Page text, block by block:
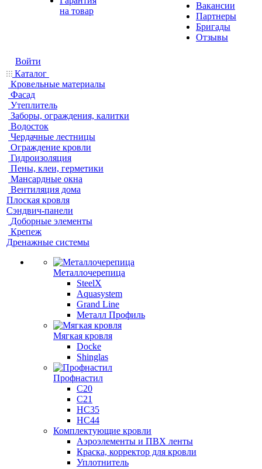
на товар
Вакансии
Партнеры
Бригады
Отзывы
Войти
Каталог
Кровельные материалы
Фасад
Утеплитель
Заборы, ограждения, калитки
Водосток
Чердачные лестницы
Ограждение кровли
Гидроизоляция
Пены, клеи, герметики
Мансардные окна
Вентиляция дома
Плоская кровля
Сэндвич-панели
Доборные элементы
Крепеж
Дренажные системы
Металлочерепица
SteelX
Aquasystem
Grand Line
Металл Профиль
Мягкая кровля
Docke
Shinglas
Профнастил
C20
C21
НС35
НС44
Комплектующие кровли
Аэроэлементы и ПВХ ленты
Краска, корректор для кровли
Уплотнитель